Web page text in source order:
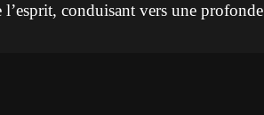
l’esprit, conduisant vers une profonde